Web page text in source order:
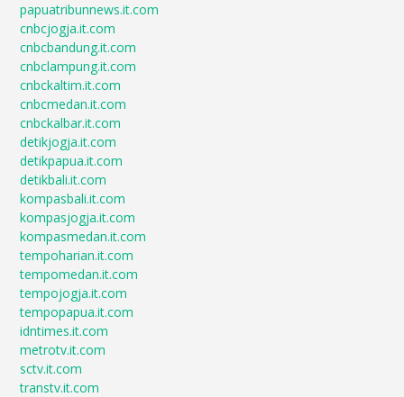
papuatribunnews.it.com
cnbcjogja.it.com
cnbcbandung.it.com
cnbclampung.it.com
cnbckaltim.it.com
cnbcmedan.it.com
cnbckalbar.it.com
detikjogja.it.com
detikpapua.it.com
detikbali.it.com
kompasbali.it.com
kompasjogja.it.com
kompasmedan.it.com
tempoharian.it.com
tempomedan.it.com
tempojogja.it.com
tempopapua.it.com
idntimes.it.com
metrotv.it.com
sctv.it.com
transtv.it.com